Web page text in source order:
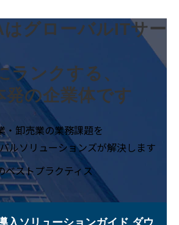
はグローバルITサー
ランクする、
発の企業体です
・卸売業の業務課題を
ルソリューションズが解決します
ベストプラクティス
入ソリューションガイド ダウ